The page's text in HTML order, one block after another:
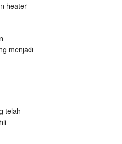
heater
menjadi
telah